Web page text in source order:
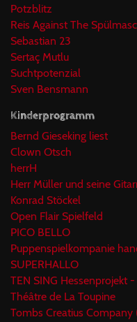
Potzblitz
Reis Against The
Sebastian 23
Sertaç Mutlu
Suchtpotenzial
Sven Bensmann
Kinderprogramm
Bernd Gieseking liest
Clown Otsch
herrH
Herr Müller und seine
Konrad Stöckel
Open Flair Spielfeld
PICO BELLO
Puppenspielkompanie
SUPERHALLO
TEN SING Hessenprojekt -
Théâtre de La Toupine
Tombs Creatius Company